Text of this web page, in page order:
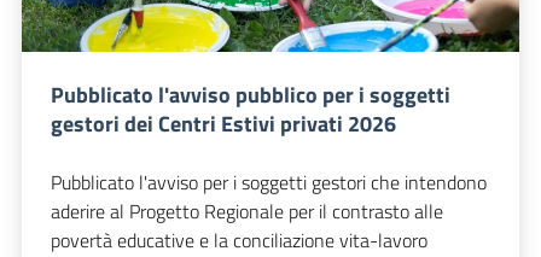
Pubblicato l'avviso pubblico per i soggetti
gestori dei Centri Estivi privati 2026
Pubblicato l'avviso per i soggetti gestori che intendono
aderire al Progetto Regionale per il contrasto alle
povertà educative e la conciliazione vita-lavoro